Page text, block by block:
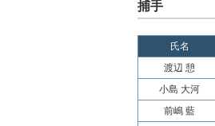
捕手
氏名
渡辺 憩
小島 大河
前嶋 藍